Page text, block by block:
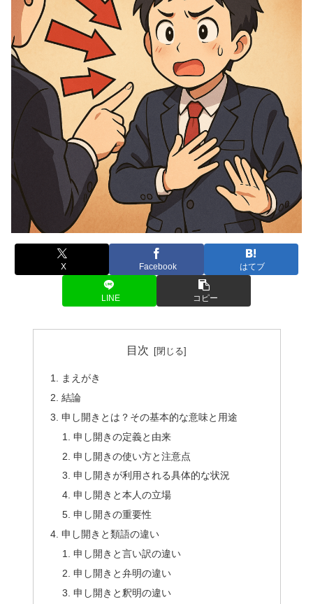
X Facebook はてブ
LINE コピー
目次
まえがき
結論
申し開きとは？その基本的な意味と用途
申し開きの定義と由来
申し開きの使い方と注意点
申し開きが利用される具体的な状況
申し開きと本人の立場
申し開きの重要性
申し開きと類語の違い
申し開きと言い訳の違い
申し開きと弁明の違い
申し開きと釈明の違い